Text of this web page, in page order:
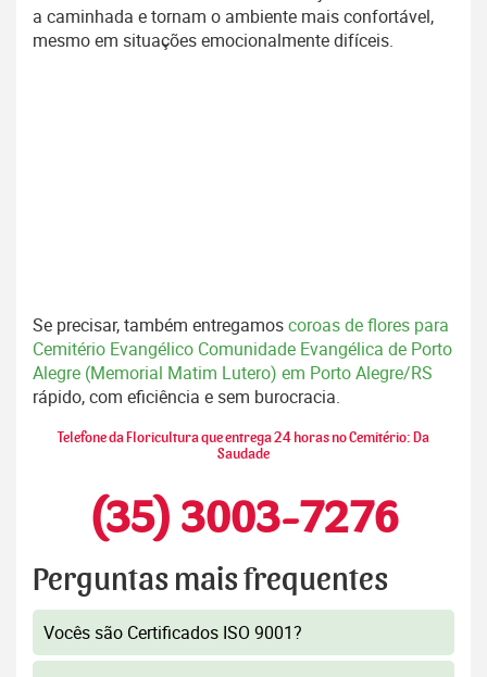
a caminhada e tornam o ambiente mais confortável,
mesmo em situações emocionalmente difíceis.
Se precisar, também entregamoscoroas de flores para
Cemitério Evangélico Comunidade Evangélica de Porto
Alegre (Memorial Matim Lutero) em Porto Alegre/RS
rápido, com eficiência e sem burocracia.
Telefone da Floricultura que entrega 24 horas no Cemitério: Da
Saudade
(35) 3003-7276
Perguntas mais frequentes
Vocês são Certificados ISO 9001?